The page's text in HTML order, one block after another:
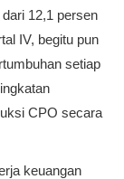
12,1 persen
IV, begitu pun
setiap
CPO secara
keuangan